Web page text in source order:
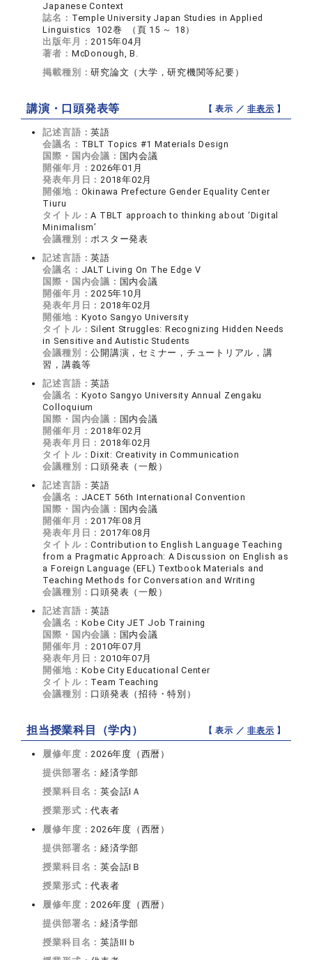
Japanese Context
誌名： Temple University Japan Studies in Applied
Linguistics 102巻 （頁 15 ～ 18）
出版年月：2015年04月
著者： McDonough, B.
掲載種別：研究論文（大学，研究機関等紀要）
講演・口頭発表等 【 表示 ／非表示 】
記述言語：英語
会議名： TBLT Topics #1 Materials Design
国際・国内会議： 国内会議
開催年月：2026年01月
発表年月日：2018年02月
開催地： Okinawa Prefecture Gender Equality Center
Tiuru
タイトル：A TBLT approach to thinking about ‘Digital
Minimalism’
会議種別：ポスター発表
記述言語：英語
会議名： JALT Living On The Edge V
国際・国内会議： 国内会議
開催年月：2025年10月
発表年月日：2018年02月
開催地： Kyoto Sangyo University
タイトル： Silent Struggles: Recognizing Hidden Needs
in Sensitive and Autistic Students
会議種別：公開講演，セミナー，チュートリアル，講
習，講義等
記述言語：英語
会議名： Kyoto Sangyo University Annual Zengaku
Colloquium
国際・国内会議： 国内会議
開催年月：2018年02月
発表年月日：2018年02月
タイトル：Dixit: Creativity in Communication
会議種別： 口頭発表（一般）
記述言語：英語
会議名： JACET 56th International Convention
国際・国内会議： 国内会議
開催年月：2017年08月
発表年月日：2017年08月
タイトル：Contribution to English Language Teaching
from a Pragmatic Approach: A Discussion on English as
a Foreign Language (EFL) Textbook Materials and
Teaching Methods for Conversation and Writing
会議種別： 口頭発表（一般）
記述言語：英語
会議名： Kobe City JET Job Training
国際・国内会議： 国内会議
開催年月：2010年07月
発表年月日：2010年07月
開催地： Kobe City Educational Center
タイトル： Team Teaching
会議種別： 口頭発表（招待・特別）
担当授業科目（学内） 【 表示 ／非表示 】
履修年度：2026年度（西暦）
提供部署名：経済学部
授業科目名：英会話IＡ
授業形式：代表者
履修年度：2026年度（西暦）
提供部署名：経済学部
授業科目名：英会話IＢ
授業形式：代表者
履修年度：2026年度（西暦）
提供部署名：経済学部
授業科目名：英語IIIｂ